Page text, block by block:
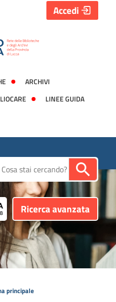
ARCHIVI
LINEE GUIDA
Accedi
su "Catalogo"
Ricerca avanzata
principale